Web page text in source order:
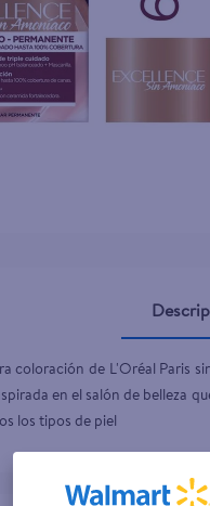
coloración de L'Oréal Paris
en el salón de belleza
los tipos de piel